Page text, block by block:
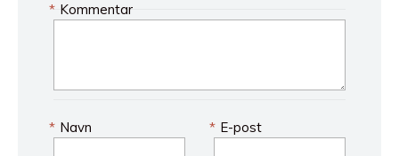
Kommentar
*
Navn
* E-post
*